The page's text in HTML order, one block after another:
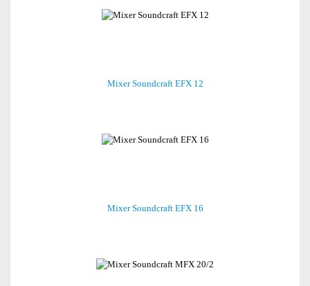
Mixer Soundcraft EFX 12
Mixer Soundcraft EFX 16